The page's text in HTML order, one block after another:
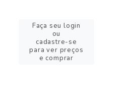
Faça seu login
ou
cadastre-se
para ver preços
e comprar